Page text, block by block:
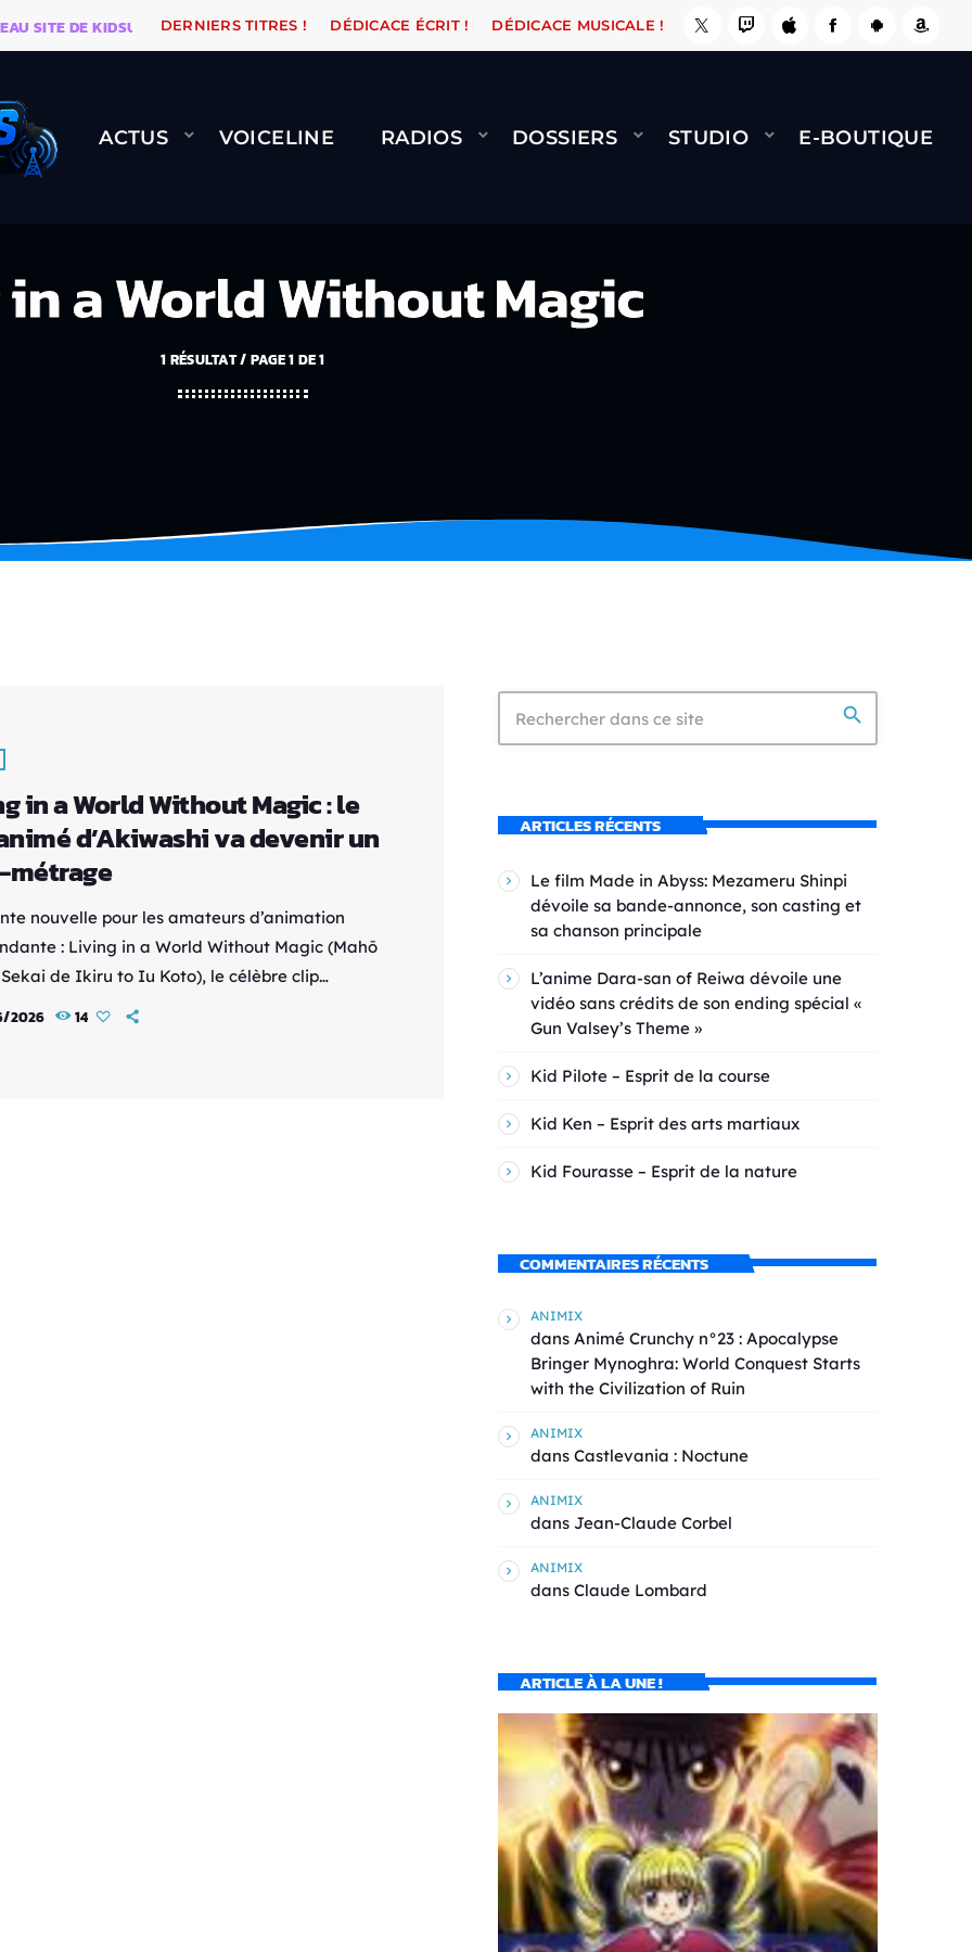
DE KIDSUNE WARÉTRO ORANGE ROAD QUI PASSE, ÇA LE FAIT ! NAMI BERNARD MINET -
DERNIERS TITRES ! DÉDICACE ÉCRIT ! DÉDICACE MUSICALE !
ACTUS VOICELINE RADIOS DOSSIERS STUDIO E-BOUTIQUE
a World Without Magic
1 RÉSULTAT / PAGE 1 DE 1
in a World Without Magic : le
d’Akiwashi va devenir un
nouvelle pour les amateurs d’animation
: Living in a World Without Magic (Mahō
de Ikiru to Iu Koto), le célèbre clip
animé créé par Akiwashi, va être développé
2026 14
search
ARTICLES RÉCENTS
Le film Made in Abyss: Mezameru Shinpi
dévoile sa bande-annonce, son casting et
sa chanson principale
L’anime Dara-san of Reiwa dévoile une
vidéo sans crédits de son ending spécial «
Gun Valsey’s Theme »
Kid Pilote – Esprit de la course
Kid Ken – Esprit des arts martiaux
Kid Fourasse – Esprit de la nature
COMMENTAIRES RÉCENTS
ANIMIX
dans Animé Crunchy n°23 : Apocalypse
Bringer Mynoghra: World Conquest Starts
with the Civilization of Ruin
ANIMIX
dans Castlevania : Noctune
ANIMIX
dans Jean-Claude Corbel
ANIMIX
dans Claude Lombard
ARTICLE À LA UNE !